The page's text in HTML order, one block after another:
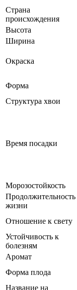
Страна
происхождения
Высота
Ширина
Окраска
Форма
Структура хвои
Время посадки
Морозостойкость
Продолжительность
жизни
Отношение к свету
Устойчивость к
болезням
Аромат
Форма плода
Название на